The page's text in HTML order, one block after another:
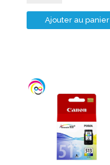
de
CA_045HM
Ajouter au panier